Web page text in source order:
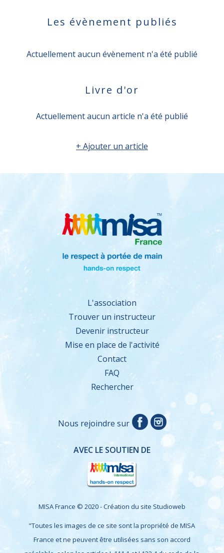
Les évènement publiés
Actuellement aucun évènement n'a été publié
Livre d'or
Actuellement aucun article n'a été publié
+ Ajouter un article
L'association
Trouver un instructeur
Devenir instructeur
Mise en place de l'activité
Contact
FAQ
Rechercher
Nous rejoindre sur
AVEC LE SOUTIEN DE
MISA France © 2020 - Création du site Studioweb
"Toutes les images de ce site sont la propriété de MISA
France et ne peuvent être utilisées sans son accord